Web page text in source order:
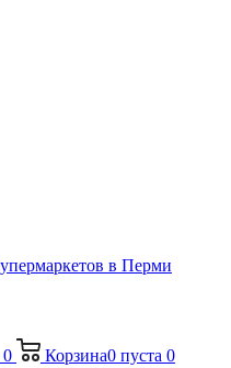
0 Корзина0 пуста 0